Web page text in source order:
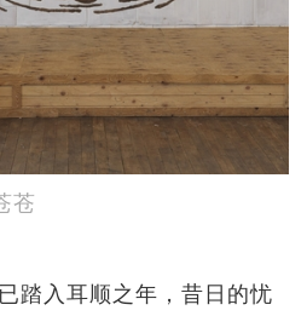
苍
踏入耳顺之年，昔日的忧